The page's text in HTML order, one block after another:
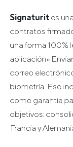
Signaturit es
contratos
una forma 100%
aplicación»
correo
biometría. Eso
como garantía
objetivos:
Francia y